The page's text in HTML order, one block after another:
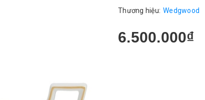
Thương hiệu: Wedgwood
6.500.000₫